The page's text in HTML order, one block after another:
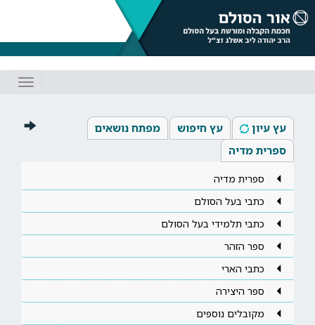
עץ עיון עץ חיפוש
מפתח נושאים
ספרית מדיה
ספרית מדיה
כתבי בעל הסולם
כתבי תלמידי בעל הסולם
ספר הזהר
כתבי הארי
ספר היצירה
מקובלים נוספים